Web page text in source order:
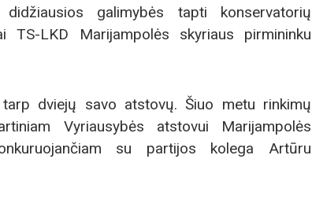
galimybės tapti konservatorių
LKD Marijampolės skyriaus pirmininku
dviejų savo atstovų. Šiuo metu rinkimų
Vyriausybės atstovui Marijampolės
su partijos kolega Artūru